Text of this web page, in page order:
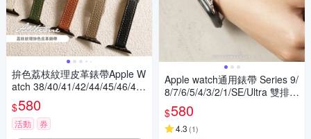
拚色荔枝紋理皮革錶帶Apple W
atch 38/40/41/42/44/45/46/49
mm
$580
活動 券
Apple watch通用錶帶 Series 9/
8/7/6/5/4/3/2/1/SE/Ultra 雙排小
巧珍珠飾品錶帶
$580
4.3 (1)